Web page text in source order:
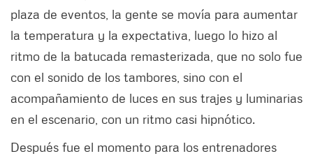
plaza de eventos, la gente se movía para aumentar
la temperatura y la expectativa, luego lo hizo al
ritmo de la batucada remasterizada, que no solo fue
con el sonido de los tambores, sino con el
acompañamiento de luces en sus trajes y luminarias
en el escenario, con un ritmo casi hipnótico.
Después fue el momento para los entrenadores